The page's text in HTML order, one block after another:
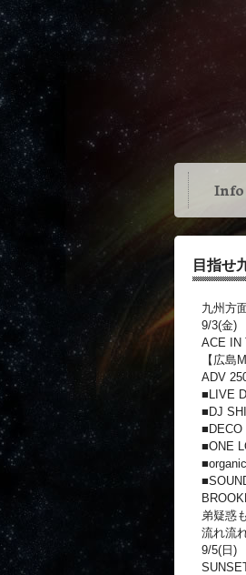
Info
目指せ
九州方
9/3(金)
ACE IN
【広島
ADV
■LIVE
■DJ
■DECO
■ONE
弟疑惑
流れ流
9/5(日)